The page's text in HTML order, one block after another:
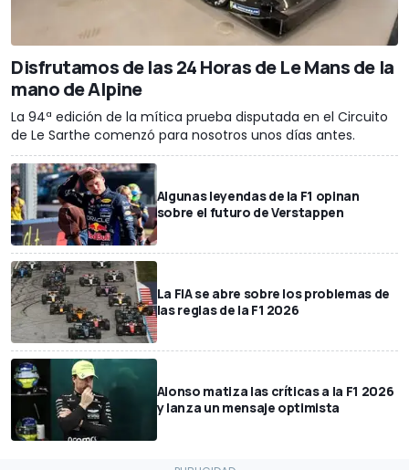
Disfrutamos de las 24 Horas de Le Mans de la
mano de Alpine
La 94ª edición de la mítica prueba disputada en el Circuito
de Le Sarthe comenzó para nosotros unos días antes.
Algunas leyendas de la F1 opinan
sobre el futuro de Verstappen
La FIA se abre sobre los problemas de
las reglas de la F1 2026
Alonso matiza las críticas a la F1 2026
y lanza un mensaje optimista